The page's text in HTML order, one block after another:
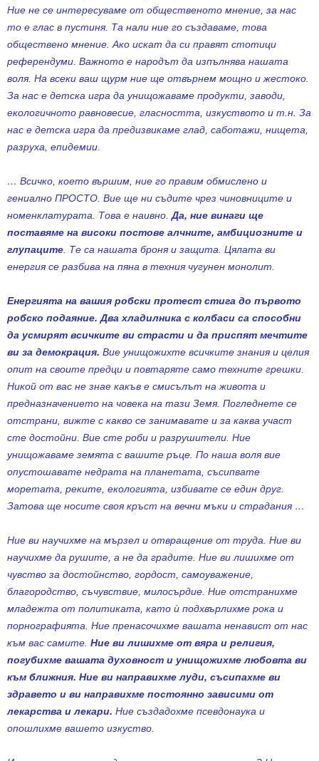
Ние не се интересуваме от общественото мнение, за нас
то е глас в пустиня. Та нали ние го създаваме, това
обществено мнение. Ако искат да си правят стотици
референдуми. Важното е народът да изпълнява нашата
воля. На всеки ваш щурм ние ще отвърнем мощно и жестоко.
За нас е детска игра да унищожаваме продукти, заводи,
екологичното равновесие, гласността, изкуството и т.н. За
нас е детска игра да прeдизвикаме глад, саботажи, нищета,
разруха, епидемии.
… Всичко, което вършим, ние го правим обмислено и
гениално ПРОСТО. Вие ще ни съдите чрез чиновниците и
номенклатурата. Това е наивно.Да, ние винаги ще
поставяме на високи постове алчните, амбициозните и
глупаците . Те са нашата броня и защита. Цялата ви
енергия се разбива на пяна в техния чугунен монолит.
Енергията на вашия робски протест стига до първото
робско подаяние. Два хладилника с колбаси са способни
да усмирят всичките ви страсти и да приспят мечтите
ви за демокрация. Вие унищожихте всичките знания и целия
опит на своите предци и повтаряте само техните грешки.
Никой от вас не знае какъв е смисълът на живота и
предназначението на човека на тази Земя. Погледнете се
отстрани, вижте с какво се занимавате и за каква участ
сте достойни. Вие сте роби и разрушители. Ние
унищожаваме земята с вашите ръце. По наша воля вие
опустошавате недрата на планетата, съсипвате
моретата, реките, екологията, избивате се един друг.
Затова ще носите своя кръст на вечни мъки и страдания …
Ние ви научихме на мързел и отвращение от труда. Ние ви
научихме да рушите, а не да градите. Ние ви лишихме от
чувство за достойнство, гордост, самоуважение,
благородство, съчувствие, милосърдие. Ние отстранихме
младежта от политиката, като ѝ подхвърлихме рока и
порнографията. Ние пренасочихме вашата ненавист от нас
към вас самите. Ние ви лишихме от вяра и религия,
погубихме вашата духовност и унищожихме любовта ви
към ближния. Ние ви направихме луди, съсипахме ви
здравето и ви направихме постоянно зависими от
лекарства и лекари. Ние създадохме псевдонаука и
опошлихме вашето изкуство.